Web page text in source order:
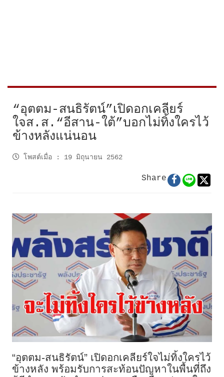
“อุตตม-สนธิรัตน์”เปิดอกเคลียร์
ใจส.ส.“อีสาน-ใต้”บอกไม่ทิ้งใครไว้
ข้างหลังแน่นอน
โพสต์เมื่อ : 19 มิถุนายน 2562
Share
“อุตตม-สนธิรัตน์” เปิดอกเคลียร์ใจไม่ทิ้งใครไว้
ข้างหลัง พร้อมรับการสะท้อนปัญหาในพื้นที่ถึง